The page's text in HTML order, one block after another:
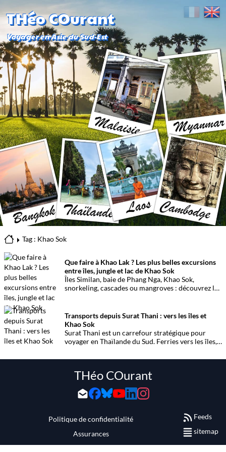
THéo COurant
Voyager en Asie du Sud-Est
Tag : Khao Sok
Que faire à Khao Lak ? Les plus belles excursions
entre îles, jungle et lac de Khao Sok
Îles Similan, baie de Phang Nga, Khao Sok,
snorkeling, cascades ou mangroves : découvrez les
paysages spectaculaires.
Transports depuis Surat Thani : vers les îles et
Khao Sok
Surat Thani est un carrefour stratégique pour
voyager en Thaïlande du Sud. Ferries vers les îles,
complet pour se déplacer vers ou depuis Surat
THéo COurant
Politique de confidentialité
Assurances
Feeds
sitemap